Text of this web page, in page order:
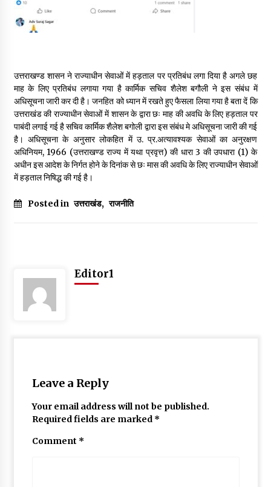
May 16, 2022
Thought Of The Day 13 May
May 13, 2022
Thought Of The Day 12 May
May 12, 2022
Thought Of The Day 10 May
May 10, 2022
उत्तराखण्ड शासन ने राज्याधीन सेवाओं में हड़ताल पर प्रतिबंध लगा दिया है अगले छह
माह के लिए प्रतिबंध लगाया गया है कार्मिक सचिव शैलेश बगौली ने इस संबंध में
अधिसूचना जारी कर दी है। जनहित को ध्यान में रखते हुए फैसला लिया गया है बता दें कि
उत्तराखंड की राज्याधीन सेवाओं में शासन के द्वारा छः माह की अवधि के लिए हड़ताल पर
पाबंदी लगाई गई है सचिव कार्मिक शैलेश बगोली द्वारा इस संबंध मे अधिसूचना जारी की गई
है। अधिसूचना के अनुसार लोकहित में उ. प्र.अत्यावश्यक सेवाओं का अनुरक्षण
अधिनियम, 1966 (उत्तराखण्ड राज्य में यथा प्रवृत्त) की धारा 3 की उपधारा (1) के
अधीन इस आदेश के निर्गत होने के दिनांक से छः मास की अवधि के लिए राज्याधीन सेवाओं
में हड़ताल निषिद्ध की गई है।
Posted in उत्तराखंड, राजनीति
Editor1
Leave a Reply
Your email address will not be published.
Required fields are marked *
Comment *